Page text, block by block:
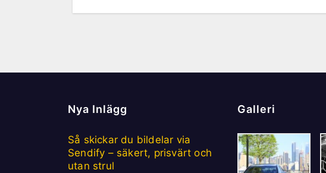
Nya Inlägg
Så skickar du bildelar via
Sendify – säkert, prisvärt och
utan strul
Galleri